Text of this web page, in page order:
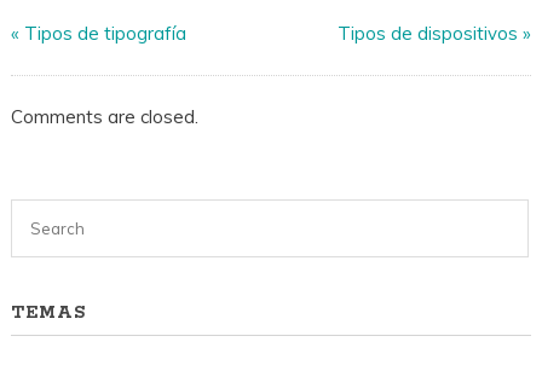
« Tipos de tipografía Tipos de dispositivos »
Comments are closed.
TEMAS